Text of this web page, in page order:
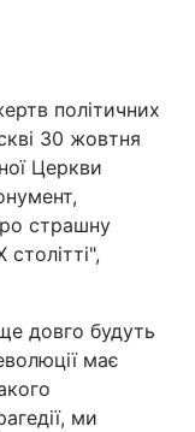
політичних
30 жовтня
Церкви
страшну
довго будуть
має
ми